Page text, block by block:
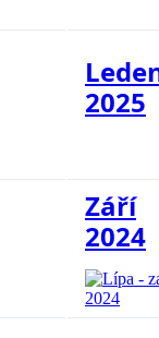
2025
Září
2024